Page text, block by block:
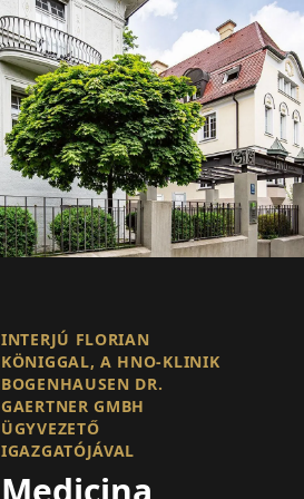
INTERJÚ FLORIAN
KÖNIGGAL, A HNO-KLINIK
BOGENHAUSEN DR.
GAERTNER GMBH
ÜGYVEZETŐ
IGAZGATÓJÁVAL